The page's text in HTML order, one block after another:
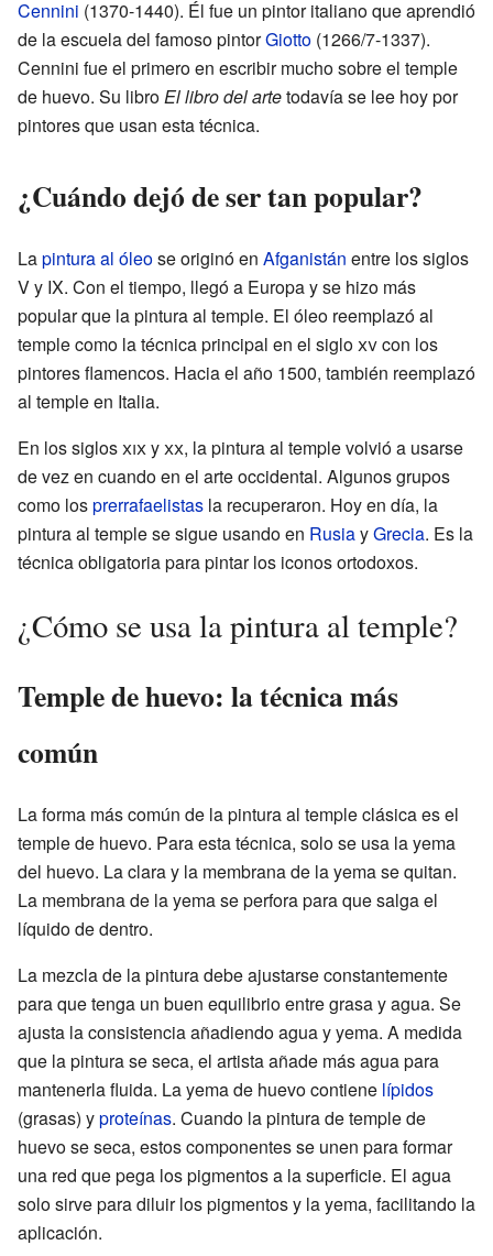
Cennini (1370-1440). Él fue un pintor italiano que aprendió
de la escuela del famoso pintorGiotto (1266/7-1337).
Cennini fue el primero en escribir mucho sobre el temple
de huevo. Su libroEl libro del artetodavía se lee hoy por
pintores que usan esta técnica.
¿Cuándo dejó de ser tan popular?
Lapintura al óleose originó en Afganistán entre los siglos
V y IX. Con el tiempo, llegó a Europa y se hizo más
popular que la pintura al temple. El óleo reemplazó al
temple como la técnica principal en el sigloxvcon los
pintores flamencos. Hacia el año 1500, también reemplazó
al temple en Italia.
En los siglosxixyxx, la pintura al temple volvió a usarse
de vez en cuando en el arte occidental. Algunos grupos
como losprerrafaelistas la recuperaron. Hoy en día, la
pintura al temple se sigue usando en RusiayGrecia. Es la
técnica obligatoria para pintar los iconos ortodoxos.
¿Cómo se usa la pintura al temple?
Temple de huevo: la técnica más
común
La forma más común de la pintura al temple clásica es el
temple de huevo. Para esta técnica, solo se usa la yema
del huevo. La clara y la membrana de la yema se quitan.
La membrana de la yema se perfora para que salga el
líquido de dentro.
La mezcla de la pintura debe ajustarse constantemente
para que tenga un buen equilibrio entre grasa y agua. Se
ajusta la consistencia añadiendo agua y yema. A medida
que la pintura se seca, el artista añade más agua para
mantenerla fluida. La yema de huevo contiene lípidos
(grasas) yproteínas. Cuando la pintura de temple de
huevo se seca, estos componentes se unen para formar
una red que pega los pigmentos a la superficie. El agua
solo sirve para diluir los pigmentos y la yema, facilitando la
aplicación.